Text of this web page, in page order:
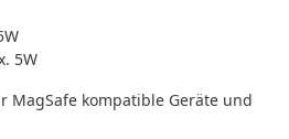
5W
MagSafe kompatible Geräte und